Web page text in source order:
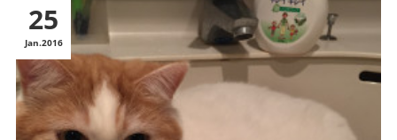
25
Jan 2016